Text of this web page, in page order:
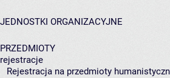
JEDNOSTKI ORGANIZACYJNE
PRZEDMIOTY
rejestracje
Rejestracja na przedmioty